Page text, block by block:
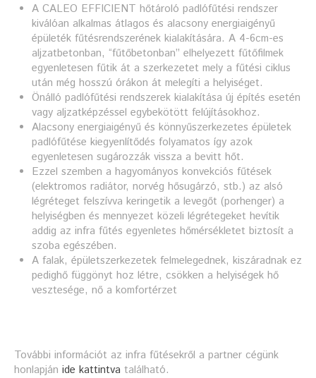
A CALEO EFFICIENT hőtároló padlófűtési rendszer
kiválóan alkalmas átlagos és alacsony energiaigényű
épületék fűtésrendszerének kialakítására. A 4-6cm-es
aljzatbetonban, “fűtőbetonban” elhelyezett fűtőfilmek
egyenletesen fűtik át a szerkezetet mely a fűtési ciklus
után még hosszú órákon át melegíti a helyiséget.
Önálló padlófűtési rendszerek kialakítása új építés esetén
vagy aljzatképzéssel egybekötött felújításokhoz.
Alacsony energiaigényű és könnyűszerkezetes épületek
padlófűtése kiegyenlítődés folyamatos így azok
egyenletesen sugározzák vissza a bevitt hőt.
Ezzel szemben a hagyományos konvekciós fűtések
(elektromos radiátor, norvég hősugárzó, stb.) az alsó
légréteget felszívva keringetik a levegőt (porhenger) a
helyiségben és mennyezet közeli légrétegeket hevítik
addig az infra fűtés egyenletes hőmérsékletet biztosít a
szoba egészében.
A falak, épületszerkezetek felmelegednek, kiszáradnak ez
pedighő függönyt hoz létre, csökken a helyiségek hő
vesztesége, nő a komfortérzet
További információt az infra fűtésekről a partner cégünk
honlapján ide kattintva található.